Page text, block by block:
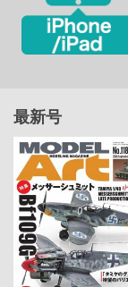
最新号